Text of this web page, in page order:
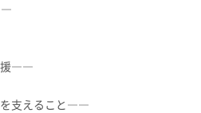
援――
支えること――